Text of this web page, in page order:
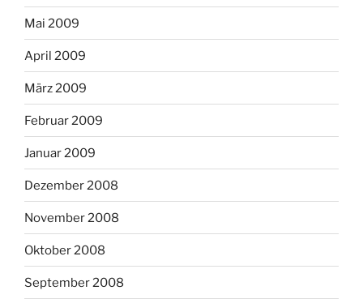
Mai 2009
April 2009
März 2009
Februar 2009
Januar 2009
Dezember 2008
November 2008
Oktober 2008
September 2008